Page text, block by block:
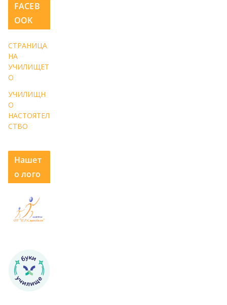
FACEB
OOK
СТРАНИЦА
НА
УЧИЛИЩЕТ
О
УЧИЛИЩН
О
НАСТОЯТЕЛ
СТВО
Нашет
о лого